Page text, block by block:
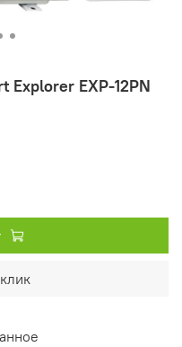
Explorer EXP-12PN